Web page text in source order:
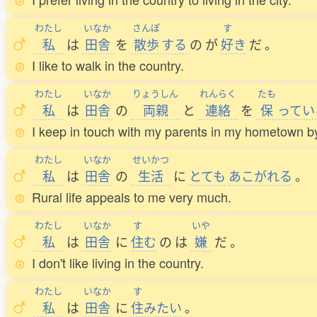
わたし
私 は
いなか
田舎 を
さんぽ
散歩する の が
す
好き だ。
I like to walk in the country.
わたし
私 は
いなか
田舎 の
りょうしん
両親 と
れんらく
連絡 を
たも
保 って
I keep in touch with my parents in my hometown
わたし
私 は
いなか
田舎 の
せいかつ
生活 に とても あこがれる 。
Rural life appeals to me very much.
わたし
私 は
いなか
田舎 に
す
住む の は
いや
嫌 だ。
I don't like living in the country.
わたし
私 は
いなか
田舎 に
す
住みたい。